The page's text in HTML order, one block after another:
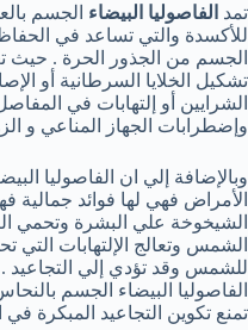
تمد الفاصوليا البيضاء الجسم
للأكسدة والتي تساعد في
الجسم من الجذور الحرة . حيث
تشكيل الخلايا السرطانية أو
الشرايين أو إلتهابات في
وإضطرابات الجهاز المناعي و
وبالإضافة إلي ان الفاصوليا
الأمراض فهي لها فوائد جمالية
الشيخوخة علي البشرة وتحمي
الشمس وتعالج الإلتهابات التي
للشمس وقد تؤدي إلي التجاعيد .
الفاصوليا البيضاء الجسم
تمنع تكوين التجاعيد المبكرة في